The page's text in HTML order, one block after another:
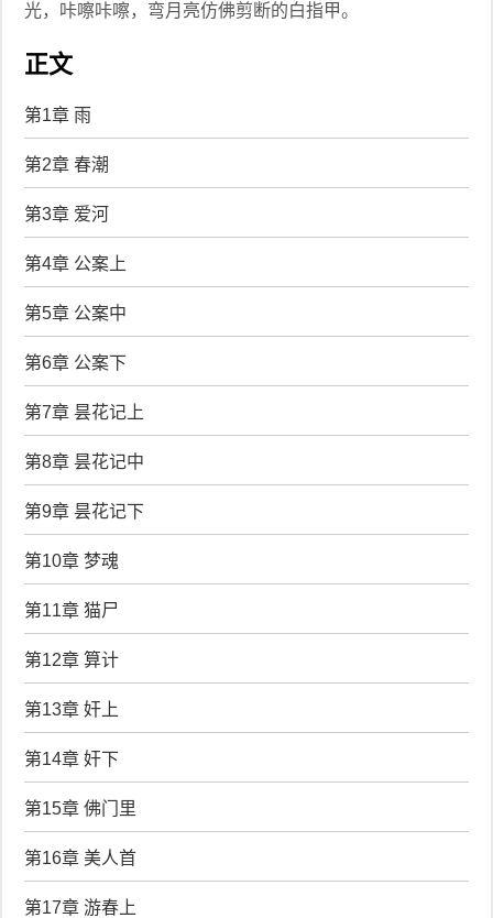
光，咔嚓咔嚓，弯月亮仿佛剪断的白指甲。
正文
第1章 雨
第2章 春潮
第3章 爱河
第4章 公案上
第5章 公案中
第6章 公案下
第7章 昙花记上
第8章 昙花记中
第9章 昙花记下
第10章 梦魂
第11章 猫尸
第12章 算计
第13章 奸上
第14章 奸下
第15章 佛门里
第16章 美人首
第17章 游春上